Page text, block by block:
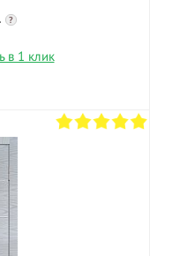
?
в 1 клик